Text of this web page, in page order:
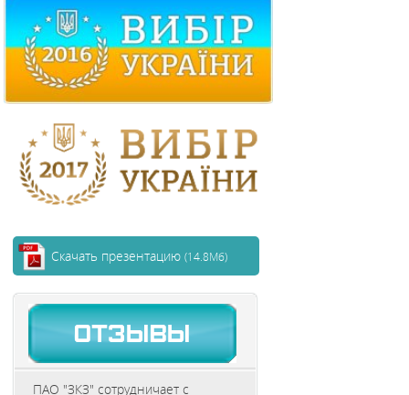
Скачать презентацию(14.8Мб)
ПАО "ЗКЗ" сотрудничает с